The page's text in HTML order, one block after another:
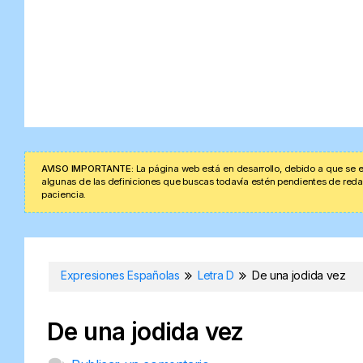
AVISO IMPORTANTE: La página web está en desarrollo, debido a que
algunas de las definiciones que buscas todavía estén pendientes de
paciencia.
Expresiones Españolas Letra D De una jodida vez
De una jodida vez